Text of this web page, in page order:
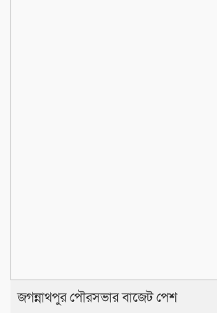
জগন্নাথপুর পৌরসভার বাজেট পেশ